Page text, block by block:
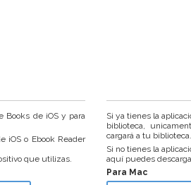
Books de iOS y para
iOS o Ebook Reader
que utilizas.
Si ya tienes la
biblioteca,
cargará a tu biblioteca.
Si no tienes la
aquí puedes
Para Mac